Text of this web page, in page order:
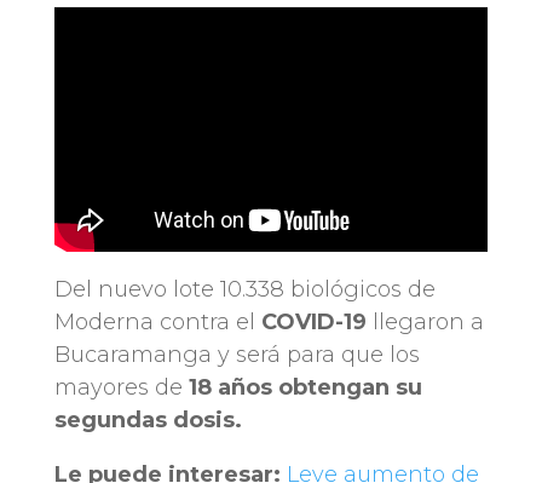
Del nuevo lote 10.338 biológicos de
Moderna contra el COVID-19 llegaron a
Bucaramanga y será para que los
mayores de 18 años obtengan su
segundas dosis.
Le puede interesar: Leve aumento de